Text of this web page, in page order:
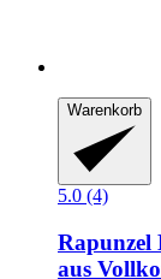
Warenkorb
5.0 (4)
Rapunzel
aus